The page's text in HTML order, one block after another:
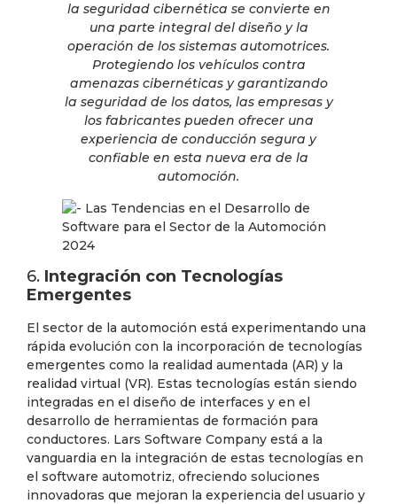
la seguridad cibernética se convierte en
una parte integral del diseño y la
operación de los sistemas automotrices.
Protegiendo los vehículos contra
amenazas cibernéticas y garantizando
la seguridad de los datos, las empresas y
los fabricantes pueden ofrecer una
experiencia de conducción segura y
confiable en esta nueva era de la
automoción.
6. Integración con Tecnologías
Emergentes
El sector de la automoción está experimentando una
rápida evolución con la incorporación de tecnologías
emergentes como la realidad aumentada (AR) y la
realidad virtual (VR). Estas tecnologías están siendo
integradas en el diseño de interfaces y en el
desarrollo de herramientas de formación para
conductores. Lars Software Company está a la
vanguardia en la integración de estas tecnologías en
el software automotriz, ofreciendo soluciones
innovadoras que mejoran la experiencia del usuario y